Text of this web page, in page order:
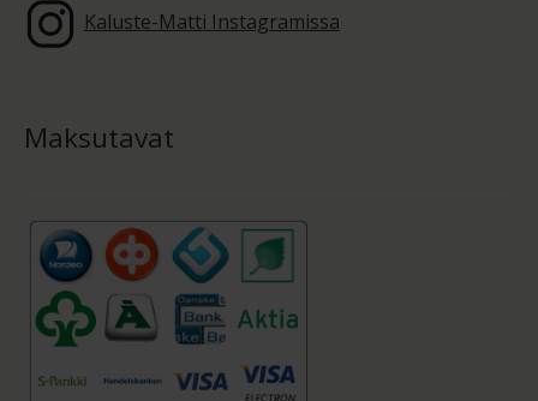
Kaluste-Matti Instagramissa
Maksutavat